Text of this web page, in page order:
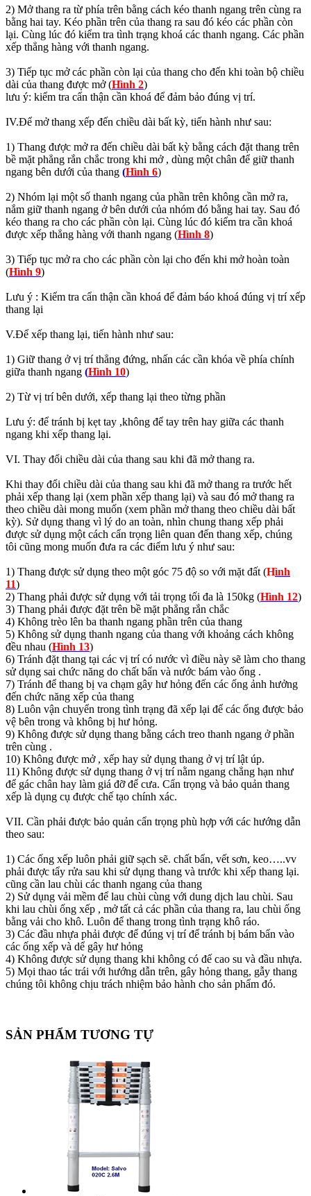
2) Mở thang ra từ phía trên bằng cách kéo thanh ngang trên cùng ra
bằng hai tay. Kéo phần trên của thang ra sau đó kéo các phần còn
lại. Cùng lúc đó kiểm tra tình trạng khoá các thanh ngang. Các phần
xếp thẳng hàng với thanh ngang.
3) Tiếp tục mở các phần còn lại của thang cho đến khi toàn bộ chiều
dài của thang được mở (Hình 2)
lưu ý: kiểm tra cẩn thận cần khoá để đảm bảo đúng vị trí.
IV.Để mở thang xếp đến chiều dài bất kỳ, tiến hành như sau:
1) Thang được mở ra đến chiều dài bất kỳ bằng cách đặt thang trên
bề mặt phẳng rắn chắc trong khi mở , dùng một chân để giữ thanh
ngang bên dưới của thang (Hình 6)
2) Nhóm lại một số thanh ngang của phần trên không cần mở ra,
nắm giữ thanh ngang ở bên dưới của nhóm đó bằng hai tay. Sau đó
kéo thang ra cho các phần còn lại. Cùng lúc đó kiểm tra cần khoá
được xếp thẳng hàng với thanh ngang (Hình 8)
3) Tiếp tục mở ra cho các phần còn lại cho đến khi mở hoàn toàn
(Hình 9)
Lưu ý : Kiểm tra cẩn thận cần khoá để đảm báo khoá đúng vị trí xếp
thang lại
V.Để xếp thang lại, tiến hành như sau:
1) Giữ thang ở vị trí thẳng đứng, nhấn các cần khóa về phía chính
giữa thanh ngang (Hình 10)
2) Từ vị trí bên dưới, xếp thang lại theo từng phần
Lưu ý: để tránh bị kẹt tay ,không để tay trên hay giữa các thanh
ngang khi xếp thang lại.
VI. Thay đổi chiều dài của thang sau khi đã mở thang ra.
Khi thay đổi chiều dài của thang sau khi đã mở thang ra trước hết
phải xếp thang lại (xem phần xếp thang lại) và sau đó mở thang ra
theo chiều dài mong muốn (xem phần mở thang theo chiều dài bất
kỳ). Sử dụng thang vì lý do an toàn, nhìn chung thang xếp phải
được sử dụng một cách cẩn trọng liên quan đến thang xếp, chúng
tôi cũng mong muốn đưa ra các điểm lưu ý như sau:
1) Thang được sử dụng theo một góc 75 độ so với mặt đất (Hình
11)
2) Thang phải được sử dụng với tải trọng tối đa là 150kg (Hình 12)
3) Thang phải được đặt trên bề mặt phẳng rắn chắc
4) Không trèo lên ba thanh ngang phần trên của thang
5) Không sử dụng thanh ngang của thang với khoảng cách không
đều nhau (Hình 13)
6) Tránh đặt thang tại các vị trí có nước vì điều này sẽ làm cho thang
sử dụng sai chức năng do chất bẩn và nước bám vào ống .
7) Tránh để thang bị va chạm gây hư hỏng đến các ống ảnh hưởng
đến chức năng xếp của thang
8) Luôn vận chuyển trong tình trạng đã xếp lại để các ống được bảo
vệ bên trong và không bị hư hỏng.
9) Không được sử dụng thang bằng cách treo thanh ngang ở phần
trên cùng .
10) Không được mở , xếp hay sử dụng thang ở vị trí lật úp.
11) Không được sử dụng thang ở vị trí nằm ngang chẳng hạn như
để gác chân hay làm giá đỡ để cưa. Cẩn trọng và bảo quản thang
xếp là dụng cụ được chế tạo chính xác.
VII. Cần phải được bảo quản cẩn trọng phù hợp với các hướng dẫn
theo sau:
1) Các ống xếp luôn phải giữ sạch sẽ. chất bẩn, vết sơn, keo…..vv
phải được tẩy rửa sau khi sử dụng thang và trước khi xếp thang lại.
cũng cần lau chùi các thanh ngang của thang
2) Sử dụng vải mềm để lau chùi cùng với dung dịch lau chùi. Sau
khi lau chùi ống xếp , mở tất cả các phần của thang ra, lau chùi ống
bằng vải cho khô. Luôn để thang trong tình trạng khô ráo.
3) Các đầu nhựa phải được để đúng vị trí để tránh bị bám bẩn vào
các ống xếp và dể gây hư hỏng
4) Không được sử dụng thang khi không có đế cao su và đầu nhựa.
5) Mọi thao tác trái với hướng dẫn trên, gây hỏng thang, gẫy thang
chúng tôi không chịu trách nhiệm bảo hành cho sản phẩm đó.
SẢN PHẨM TƯƠNG TỰ